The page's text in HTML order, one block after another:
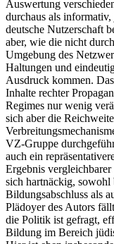
Auswertung
durchaus als
deutsche Nutzerschaft
aber, wie die nicht
Umgebung des
Haltungen und
Ausdruck kommen.
Inhalte rechter
Regimes nur wenig
sich aber die
VZ-Gruppe
auch ein
Ergebnis
sich hartnäckig,
Bildungsabschluss als
Plädoyer des Autors
die Politik ist gefragt,
Bildung im Bereich